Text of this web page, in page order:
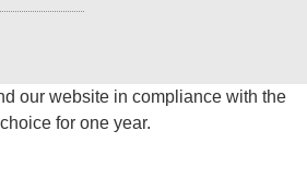
our website in compliance with the
for one year.